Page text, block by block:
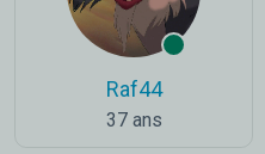
Raf44
37 ans